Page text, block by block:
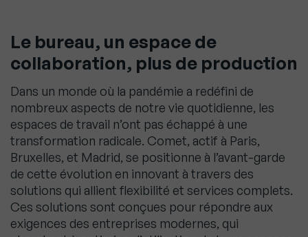
Le bureau, un espace de
collaboration, plus de production
Dans un monde où la pandémie a redéfini de
nombreux aspects de notre vie quotidienne, les
espaces de travail n’ont pas échappé à une
transformation radicale. Comet, actif à Paris,
Bruxelles, et Madrid, se positionne à l’avant-garde
de cette évolution en innovant à travers des
solutions qui allient flexibilité et services complets.
Ces solutions sont conçues pour répondre aux
exigences des entreprises modernes, qui